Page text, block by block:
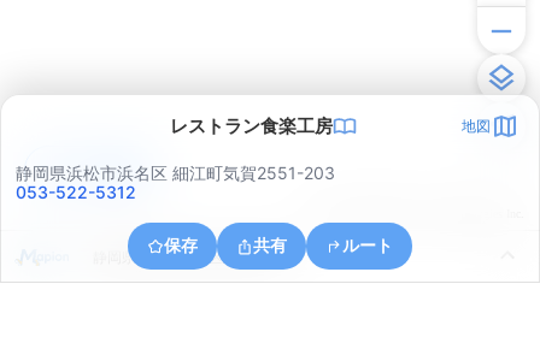
レストラン食楽工房 地図
静岡県浜松市浜名区 細江町気賀2551-203
053-522-5312
保存 共有 ルート
静岡県浜松市浜名区細江町中川
アプリで見る